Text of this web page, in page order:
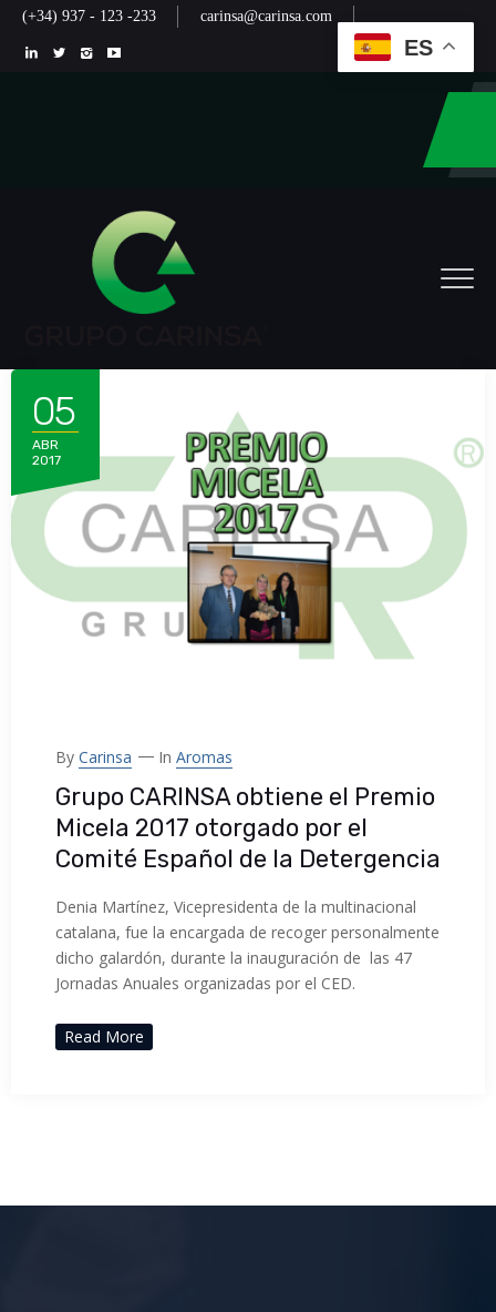
(+34) 937 - 123 -233 carinsa@carinsa.com
05
ABR
2017
By Carinsa In Aromas
Grupo CARINSA obtiene el Premio
Micela 2017 otorgado por el
Comité Español de la Detergencia
Denia Martínez, Vicepresidenta de la multinacional
catalana, fue la encargada de recoger personalmente
dicho galardón, durante la inauguración de las 47
Jornadas Anuales organizadas por el CED.
Read More
ES